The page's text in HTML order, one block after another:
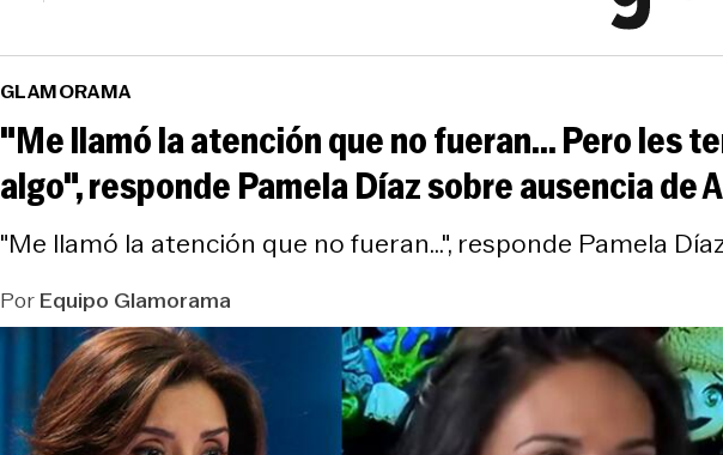
GLAMORAMA
"Me llamó la atención que no fueran... Pero les
algo", responde Pamela Díaz sobre ausencia de
"Me llamó la atención que no fueran...", responde Pamela
PorEquipo Glamorama